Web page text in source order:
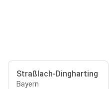
Straßlach-Dingharting
Bayern